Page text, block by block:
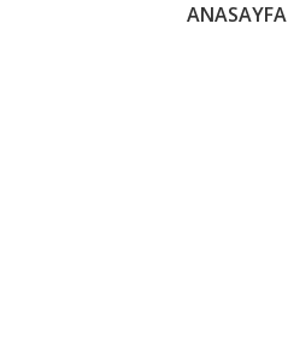
ANASAYFA